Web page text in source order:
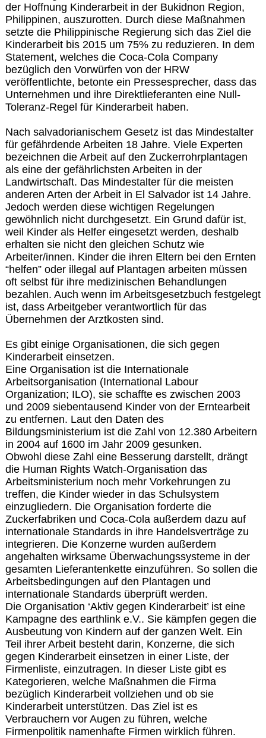
der Hoffnung Kinderarbeit in der Bukidnon Region,
Philippinen, auszurotten. Durch diese Maßnahmen
setzte die Philippinische Regierung sich das Ziel die
Kinderarbeit bis 2015 um 75% zu reduzieren. In dem
Statement, welches die Coca-Cola Company
bezüglich den Vorwürfen von der HRW
veröffentlichte, betonte ein Pressesprecher, dass das
Unternehmen und ihre Direktlieferanten eine Null-
Toleranz-Regel für Kinderarbeit haben.
Nach salvadorianischem Gesetz ist das Mindestalter
für gefährdende Arbeiten 18 Jahre. Viele Experten
bezeichnen die Arbeit auf den Zuckerrohrplantagen
als eine der gefährlichsten Arbeiten in der
Landwirtschaft. Das Mindestalter für die meisten
anderen Arten der Arbeit in El Salvador ist 14 Jahre.
Jedoch werden diese wichtigen Regelungen
gewöhnlich nicht durchgesetzt. Ein Grund dafür ist,
weil Kinder als Helfer eingesetzt werden, deshalb
erhalten sie nicht den gleichen Schutz wie
Arbeiter/innen. Kinder die ihren Eltern bei den Ernten
“helfen” oder illegal auf Plantagen arbeiten müssen
oft selbst für ihre medizinischen Behandlungen
bezahlen. Auch wenn im Arbeitsgesetzbuch festgelegt
ist, dass Arbeitgeber verantwortlich für das
Übernehmen der Arztkosten sind.
Es gibt einige Organisationen, die sich gegen
Kinderarbeit einsetzen.
Eine Organisation ist die Internationale
Arbeitsorganisation (International Labour
Organization; ILO), sie schaffte es zwischen 2003
und 2009 siebentausend Kinder von der Erntearbeit
zu entfernen. Laut den Daten des
Bildungsministerium ist die Zahl von 12.380 Arbeitern
in 2004 auf 1600 im Jahr 2009 gesunken.
Obwohl diese Zahl eine Besserung darstellt, drängt
die Human Rights Watch-Organisation das
Arbeitsministerium noch mehr Vorkehrungen zu
treffen, die Kinder wieder in das Schulsystem
einzugliedern. Die Organisation forderte die
Zuckerfabriken und Coca-Cola außerdem dazu auf
internationale Standards in ihre Handelsverträge zu
integrieren. Die Konzerne wurden außerdem
angehalten wirksame Überwachungssysteme in der
gesamten Lieferantenkette einzuführen. So sollen die
Arbeitsbedingungen auf den Plantagen und
internationale Standards überprüft werden.
Die Organisation ‘Aktiv gegen Kinderarbeit’ ist eine
Kampagne des earthlink e.V.. Sie kämpfen gegen die
Ausbeutung von Kindern auf der ganzen Welt. Ein
Teil ihrer Arbeit besteht darin, Konzerne, die sich
gegen Kinderarbeit einsetzen in einer Liste, der
Firmenliste, einzutragen. In dieser Liste gibt es
Kategorieren, welche Maßnahmen die Firma
bezüglich Kinderarbeit vollziehen und ob sie
Kinderarbeit unterstützen. Das Ziel ist es
Verbrauchern vor Augen zu führen, welche
Firmenpolitik namenhafte Firmen wirklich führen.